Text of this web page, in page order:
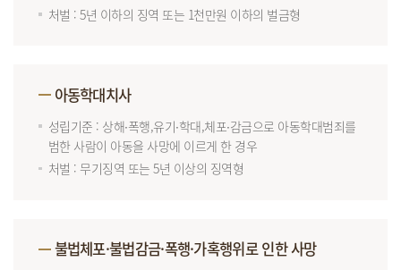
처벌 : 5년 이하의 징역 또는 1천만원 이하의 벌금형
아동학대치사
성립기준 : 상해∙폭행,유기∙학대,체포∙감금으로 아동학대범죄를
범한 사람이 아동을 사망에 이르게 한 경우
처벌 : 무기징역 또는 5년 이상의 징역형
불법체포·불법감금·폭행·가혹행위로 인한 사망